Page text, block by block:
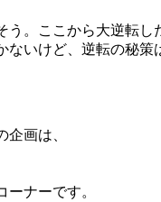
。ここから大逆転し
いけど、逆転の
画は、
ナーです。